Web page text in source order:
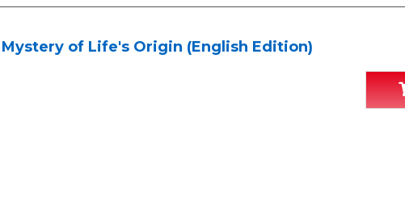
of Life's Origin (English Edition)